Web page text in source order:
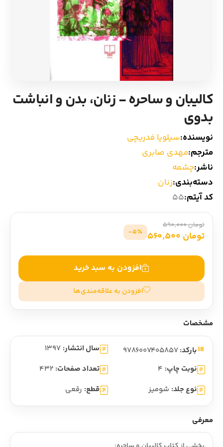
سایر کشورهای اروپا
داستان کوتاه
شعر و متون کهن
ادبیات
کالیبان و ساحره - زنان، بدن و انباشت
بدوی
نویسنده:سیلویا فدریچی
مترجم:مهدی صابری
ناشر:چشمه
دسته‌بندی:زنان
کد آیتم:55
تومان 590,000
تومان 560,500 5٪-
افزودن به سبد خرید
افزودن به علاقه‌مندی‌ها
مشخصات
بارکد:9786007405857 سال انتشار: 1397
نوبت چاپ: 4 تعداد صفحات: 432
نوع جلد: شومیز قطع: رقعی
معرفی